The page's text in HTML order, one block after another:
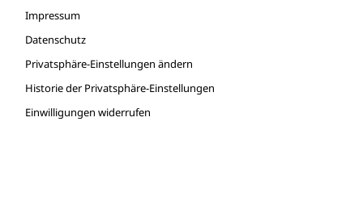
Impressum
Datenschutz
Privatsphäre-Einstellungen ändern
Historie der Privatsphäre-Einstellungen
Einwilligungen widerrufen